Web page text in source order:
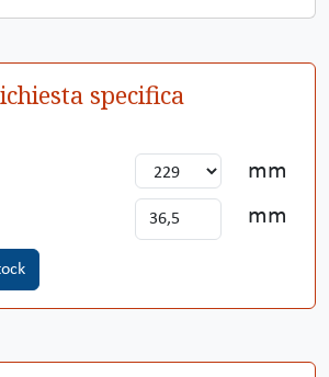
specifica
mm
mm